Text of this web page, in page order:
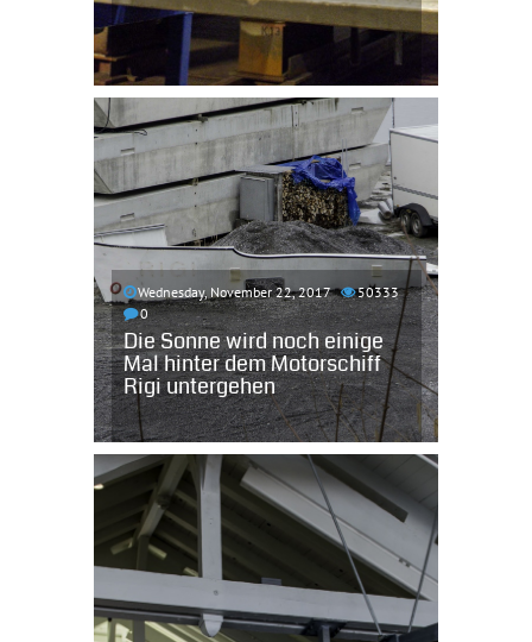
Wednesday, November 22, 2017
50333
0
Die Sonne wird noch einige
Mal hinter dem Motorschiff
Rigi untergehen